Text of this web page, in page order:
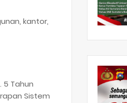
kantor,
5 Tahun
Sistem